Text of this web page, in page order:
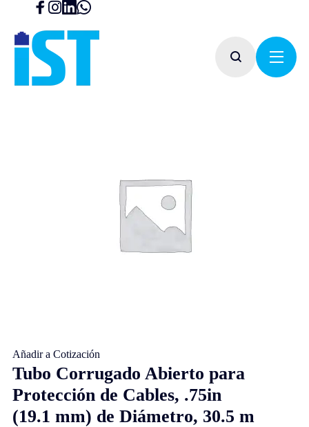
Tubo Corrugado Abierto para
Protección de Cables, .75in
(19.1 mm) de Diámetro, 30.5 m
Añadir a Cotización